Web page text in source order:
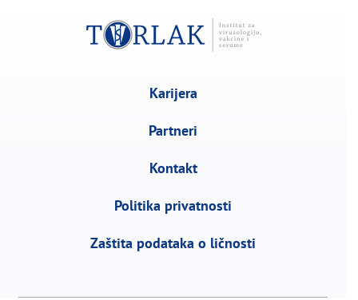
Karijera
Partneri
Kontakt
Politika privatnosti
Zaštita podataka o ličnosti